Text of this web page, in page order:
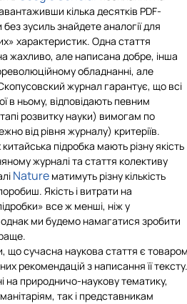
кілька десятків PDF-
зусиль знайдете аналогії для
характеристик. Одна стаття
жахливо, але написана добре, інша
обладнанні, але
журнал гарантує, що всі
в ньому, відповідають певним
розвитку науки) вимогам по
від рівня журналу) критеріїв.
підробка мають різну якість
журналі та стаття колективу
Nature матимуть різну кількість
Якість і витрати на
все ж менші, ніж у
ми будемо намагатися зробити
що сучасна наукова стаття є
рекомендацій з написання її тексту.
на природничо-наукову тематику,
так і представникам